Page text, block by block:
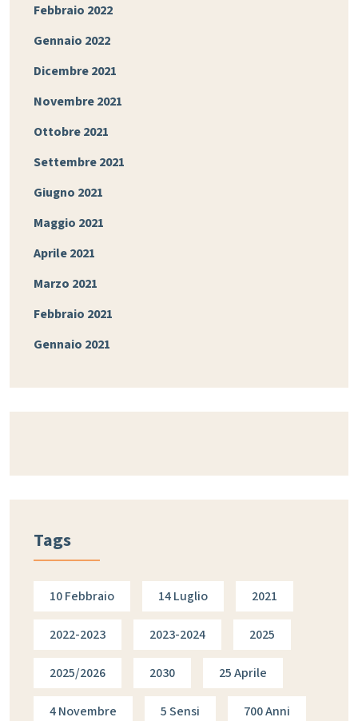
Febbraio 2022
Gennaio 2022
Dicembre 2021
Novembre 2021
Ottobre 2021
Settembre 2021
Giugno 2021
Maggio 2021
Aprile 2021
Marzo 2021
Febbraio 2021
Gennaio 2021
Tags
10 Febbraio 14 Luglio 2021
2022-2023 2023-2024 2025
2025/2026 2030 25 Aprile
4 Novembre 5 Sensi 700 Anni